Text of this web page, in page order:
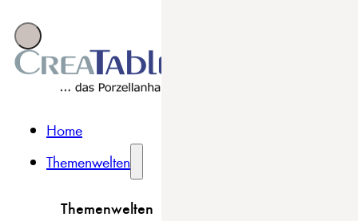
Home
Themenwelten
Themenwelten